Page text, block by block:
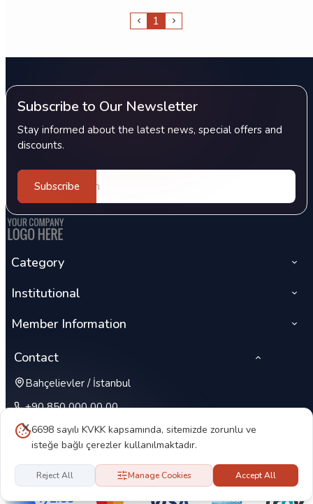
6698 sayılı KVKK kapsamında, sitemizde zorunlu ve
isteğe bağlı çerezler kullanılmaktadır.
Reject All Manage Cookies Accept All
1
Subscribe to Our Newsletter
Stay informed about the latest news, special offers and
discounts.
Subscribe
Category
Institutional
Member Information
Contact
Bahçelievler / İstanbul
+90 850 000 00 00